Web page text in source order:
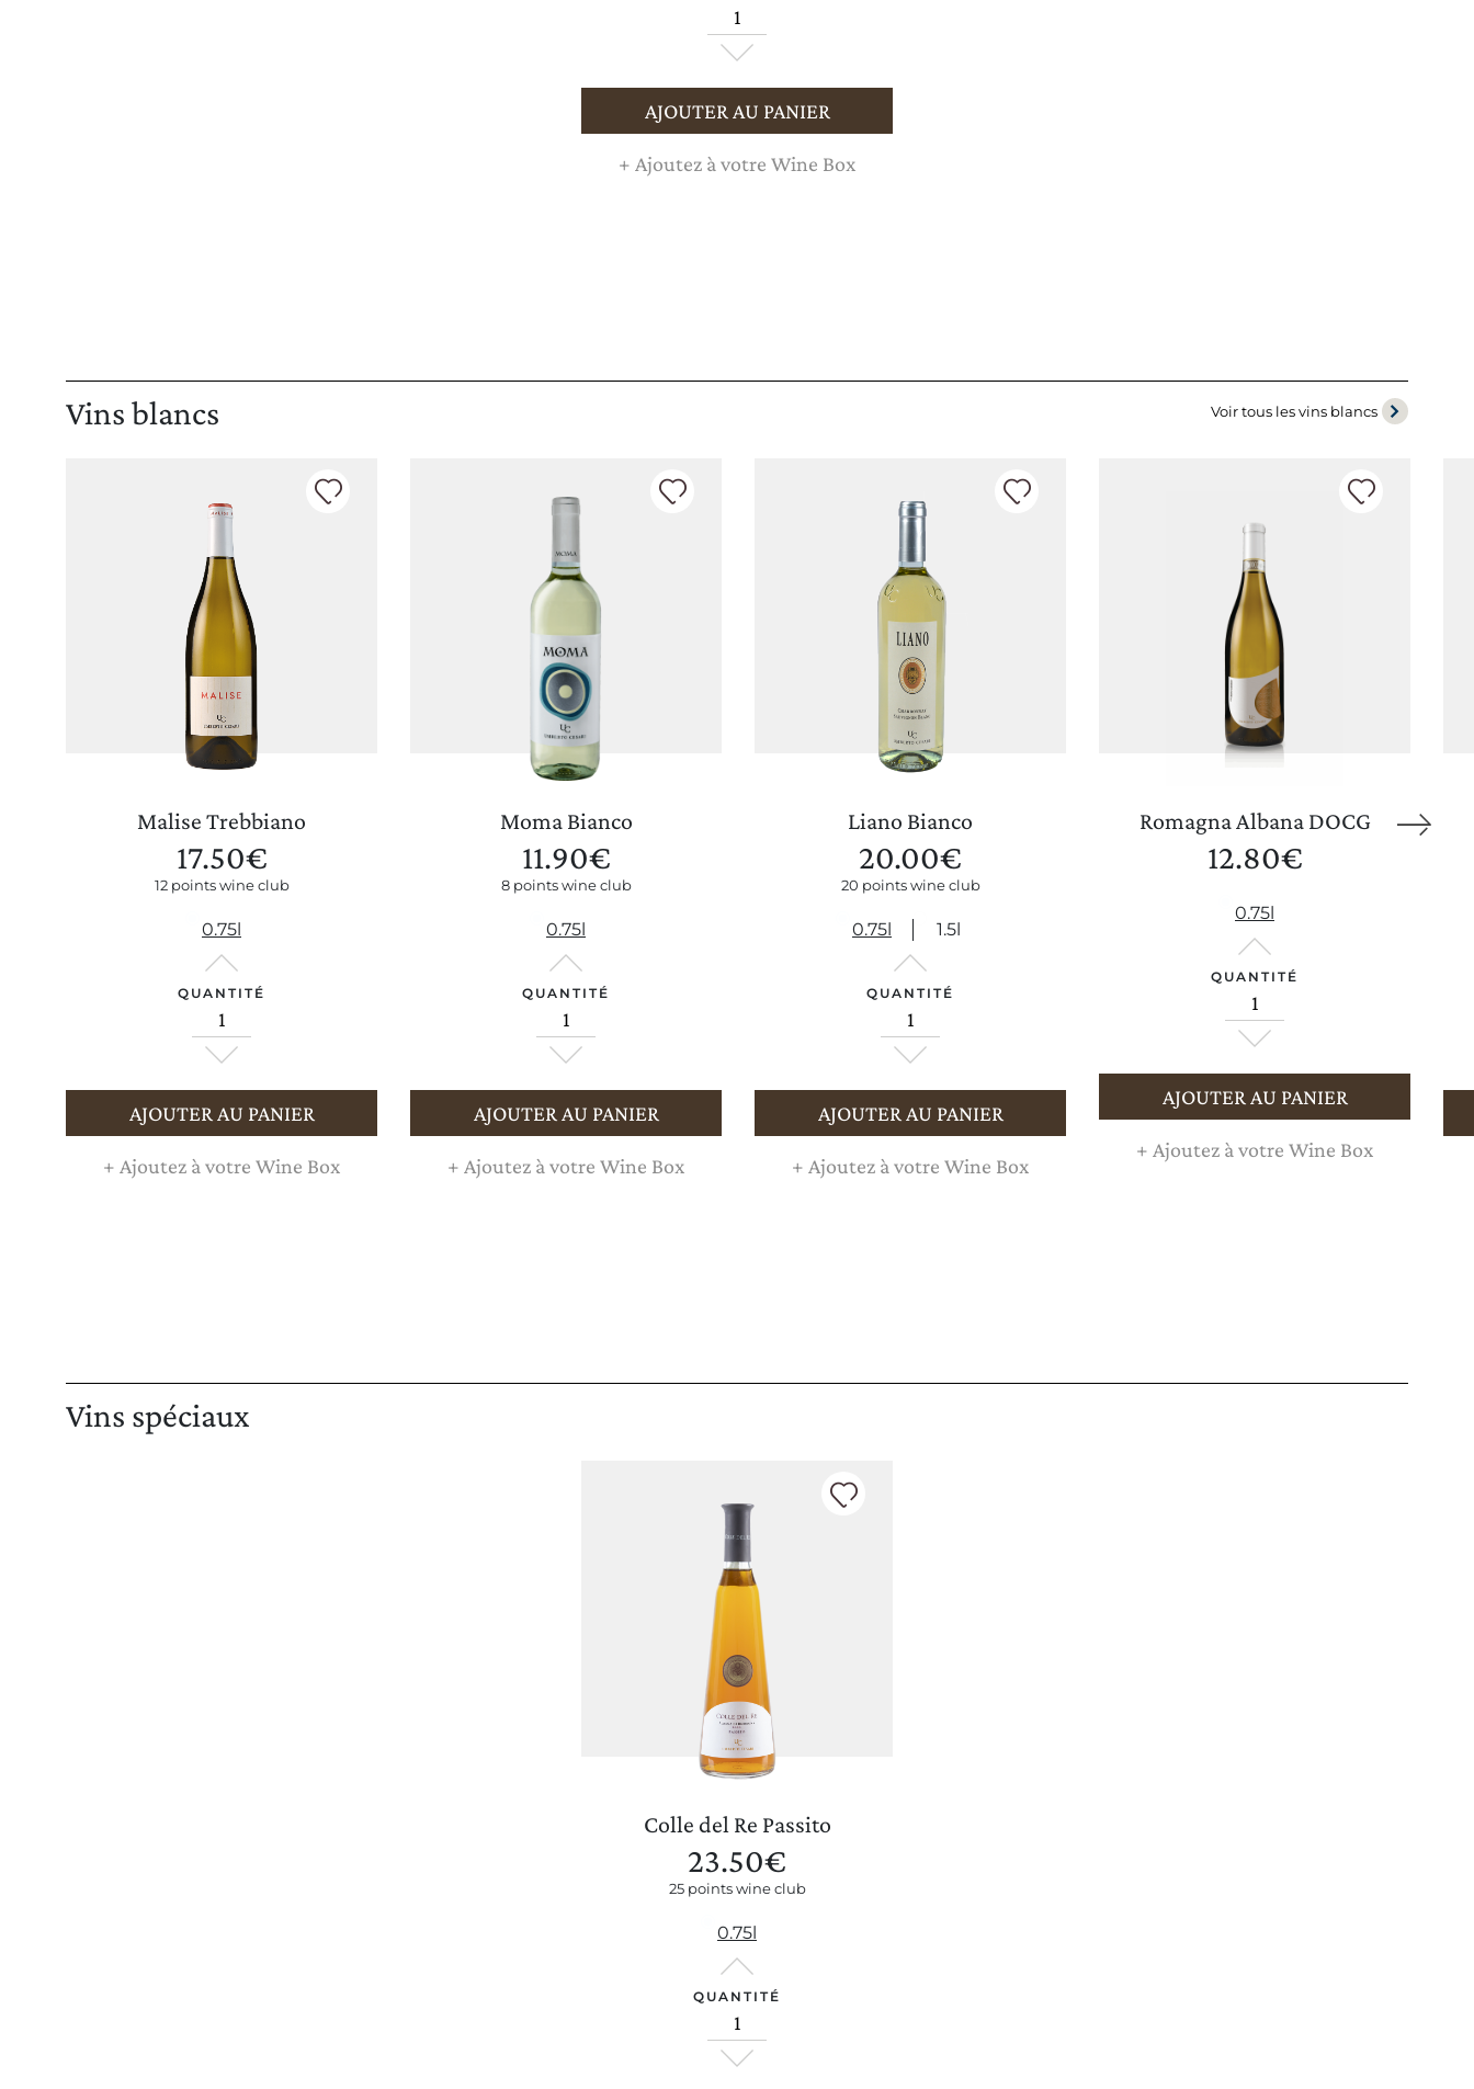
Notre boutique
LA TENUTA
ÉVÉNEMENTS
CONTACTS
Wine Club
CERCA UN ARGOMENTO SUL SITO DI UMBERTO CESARI
AJOUTER AU PANIER
+ Ajoutez à votre Wine Box
Vins blancs Voir tous les vins blancs
Malise Trebbiano
17.50€
12 points wine club
0.75l
QUANTITÉ
AJOUTER AU PANIER
+ Ajoutez à votre Wine Box
Moma Bianco
11.90€
8 points wine club
0.75l
QUANTITÉ
AJOUTER AU PANIER
+ Ajoutez à votre Wine Box
Liano Bianco
20.00€
20 points wine club
0.75l 1.5l
QUANTITÉ
AJOUTER AU PANIER
+ Ajoutez à votre Wine Box
Romagna Albana DOCG
12.80€
0.75l
QUANTITÉ
AJOUTER AU PANIER
+ Ajoutez à votre Wine Box
Vins spéciaux
Colle del Re Passito
23.50€
25 points wine club
0.75l
QUANTITÉ